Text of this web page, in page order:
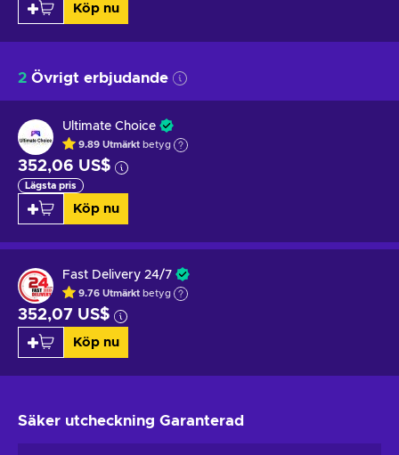
Köp nu
2 Övrigt erbjudande
Ultimate Choice
9.89 Utmärkt betyg
352,06 US$
Lägsta pris
Köp nu
Fast Delivery 24/7
9.76 Utmärkt betyg
352,07 US$
Köp nu
Säker utcheckning Garanterad